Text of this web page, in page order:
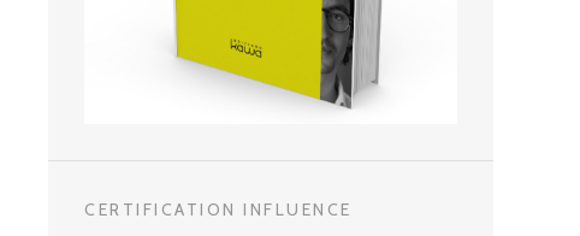
CERTIFICATION INFLUENCE